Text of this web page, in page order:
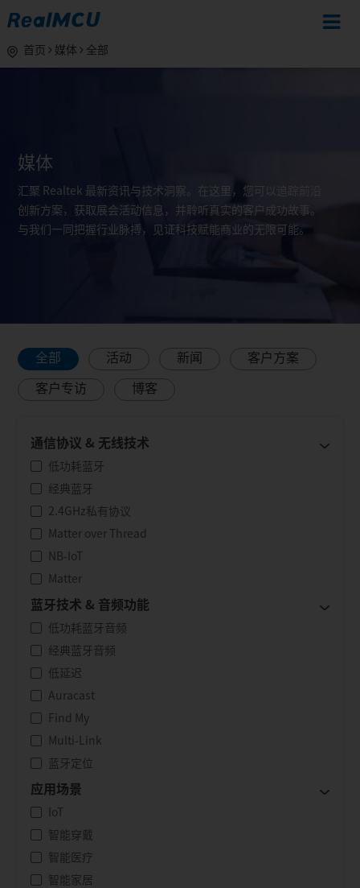
首页 媒体 全部
媒体
汇聚 Realtek 最新资讯与技术洞察。在这里，您可以追踪前沿
创新方案，获取展会活动信息，并聆听真实的客户成功故事。
与我们一同把握行业脉搏，见证科技赋能商业的无限可能。
全部 活动 新闻 客户方案
客户专访 博客
通信协议 & 无线技术
低功耗蓝牙
经典蓝牙
2.4GHz私有协议
Matter over Thread
NB-IoT
Matter
蓝牙技术 & 音频功能
低功耗蓝牙音频
经典蓝牙音频
低延迟
Auracast
Find My
Multi-Link
蓝牙定位
应用场景
IoT
智能穿戴
智能医疗
智能家居